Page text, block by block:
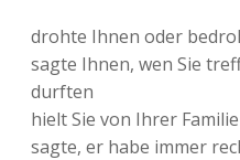
drohte Ihnen oder
sagte Ihnen, wen Sie
durften
hielt Sie von Ihrer
sagte, er habe immer